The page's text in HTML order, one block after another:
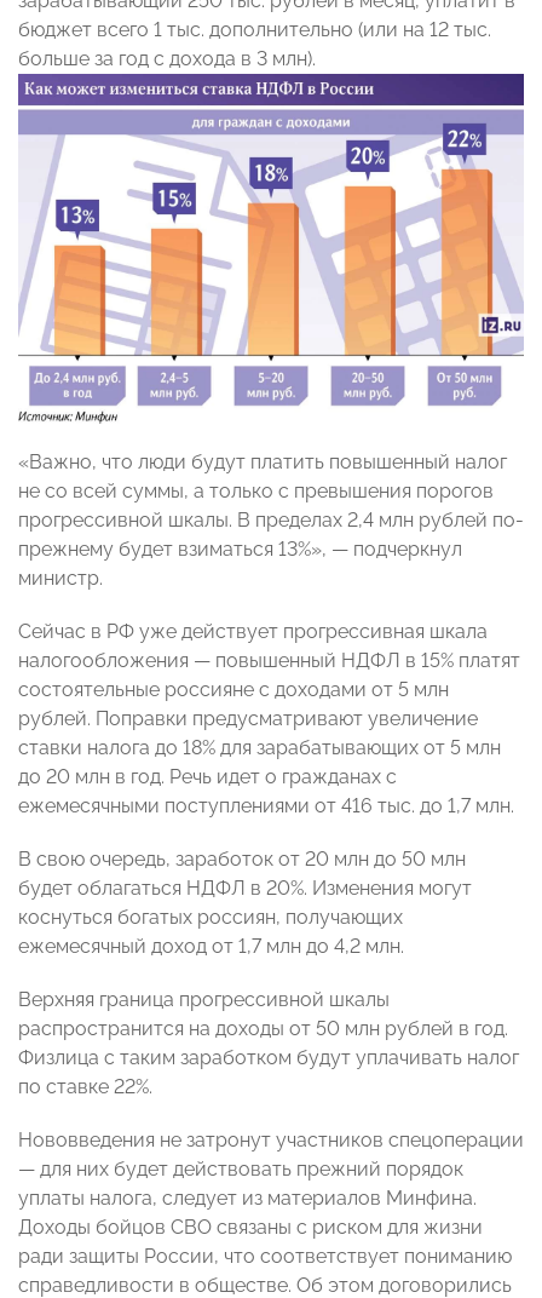
бюджет всего 1 тыс. дополнительно (или на 12 тыс.
больше за год с дохода в 3 млн).
«Важно, что люди будут платить повышенный налог
не со всей суммы, а только с превышения порогов
прогрессивной шкалы. В пределах 2,4 млн рублей по-
прежнему будет взиматься 13%», — подчеркнул
министр.
Сейчас в РФ уже действует прогрессивная шкала
налогообложения — повышенный НДФЛ в 15% платят
состоятельные россияне с доходами от 5 млн
рублей. Поправки предусматривают увеличение
ставки налога до 18% для зарабатывающих от 5 млн
до 20 млн в год. Речь идет о гражданах с
ежемесячными поступлениями от 416 тыс. до 1,7 млн.
В свою очередь, заработок от 20 млн до 50 млн
будет облагаться НДФЛ в 20%. Изменения могут
коснуться богатых россиян, получающих
ежемесячный доход от 1,7 млн до 4,2 млн.
Верхняя граница прогрессивной шкалы
распространится на доходы от 50 млн рублей в год.
Физлица с таким заработком будут уплачивать налог
по ставке 22%.
Нововведения не затронут участников спецоперации
— для них будет действовать прежний порядок
уплаты налога, следует из материалов Минфина.
Доходы бойцов СВО связаны с риском для жизни
ради защиты России, что соответствует пониманию
справедливости в обществе. Об этом договорились